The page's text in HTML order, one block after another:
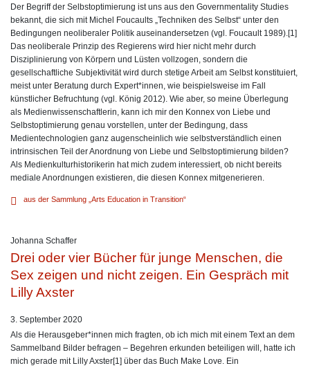
Der Begriff der Selbstoptimierung ist uns aus den Governmentality Studies
bekannt, die sich mit Michel Foucaults „Techniken des Selbst“ unter den
Bedingungen neoliberaler Politik auseinandersetzen (vgl. Foucault 1989).[1]
Das neoliberale Prinzip des Regierens wird hier nicht mehr durch
Disziplinierung von Körpern und Lüsten vollzogen, sondern die
gesellschaftliche Subjektivität wird durch stetige Arbeit am Selbst konstituiert,
meist unter Beratung durch Expert*innen, wie beispielsweise im Fall
künstlicher Befruchtung (vgl. König 2012). Wie aber, so meine Überlegung
als Medienwissenschaftlerin, kann ich mir den Konnex von Liebe und
Selbstoptimierung genau vorstellen, unter der Bedingung, dass
Medientechnologien ganz augenscheinlich wie selbstverständlich einen
intrinsischen Teil der Anordnung von Liebe und Selbstoptimierung bilden?
Als Medienkulturhistorikerin hat mich zudem interessiert, ob nicht bereits
mediale Anordnungen existieren, die diesen Konnex mitgenerieren.
aus der Sammlung „Arts Education in Transition“
Johanna Schaffer
Drei oder vier Bücher für junge Menschen, die
Sex zeigen und nicht zeigen. Ein Gespräch mit
Lilly Axster
3. September 2020
Als die Herausgeber*innen mich fragten, ob ich mich mit einem Text an dem
Sammelband Bilder befragen – Begehren erkunden beteiligen will, hatte ich
mich gerade mit Lilly Axster[1] über das Buch Make Love. Ein